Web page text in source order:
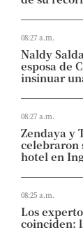
08:27 a.m.
Naldy
esposa de
insinuar
08:27 a.m.
Zendaya y
celebraron
hotel en
08:25 a.m.
Los
coinciden: